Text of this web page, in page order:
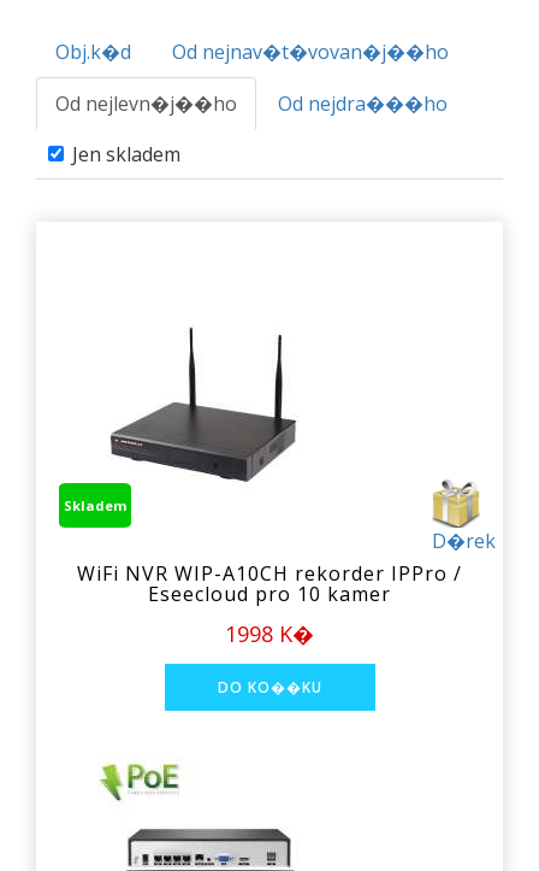
Obj.k�d
Od nejnav�t�vovan�j��ho
Od nejlevn�j��ho
Od nejdra���ho
Jen skladem
D�rek
Skladem
WiFi NVR WIP-A10CH rekorder IPPro /
Eseecloud pro 10 kamer
1998 K�